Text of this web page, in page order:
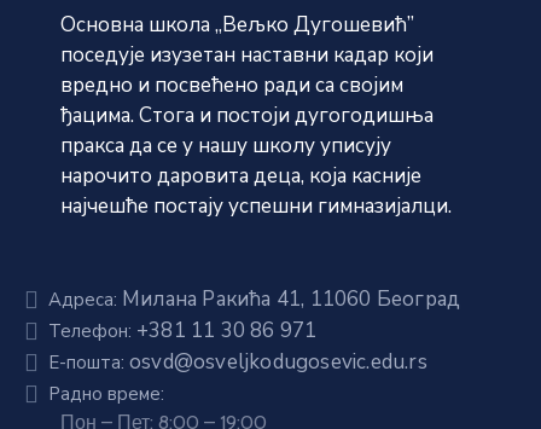
Основна школа „Вељко Дугошевић”
поседује изузетан наставни кадар који
вредно и посвећено ради са својим
ђацима. Стога и постоји дугогодишња
пракса да се у нашу школу уписују
нарочито даровита деца, која касније
најчешће постају успешни гимназијалци.
Адреса: Милана Ракића 41, 11060 Београд
Телефон: +381 11 30 86 971
E-пошта: osvd@osveljkodugosevic.edu.rs
Радно време:
Пон – Пет: 8:00 – 19:00